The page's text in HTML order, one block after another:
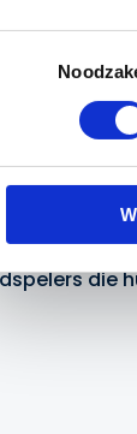
op het
die